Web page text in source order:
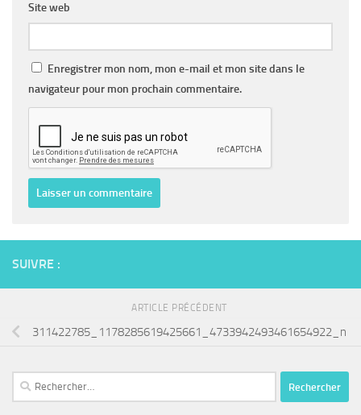
Site web
Enregistrer mon nom, mon e-mail et mon site dans le
navigateur pour mon prochain commentaire.
SUIVRE :
ARTICLE PRÉCÉDENT
311422785_1178285619425661_4733942493461654922_n
Rechercher :